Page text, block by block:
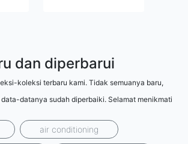
dan diperbarui
koleksi terbaru kami. Tidak semuanya baru,
datanya sudah diperbaiki. Selamat menikmati
air conditioning